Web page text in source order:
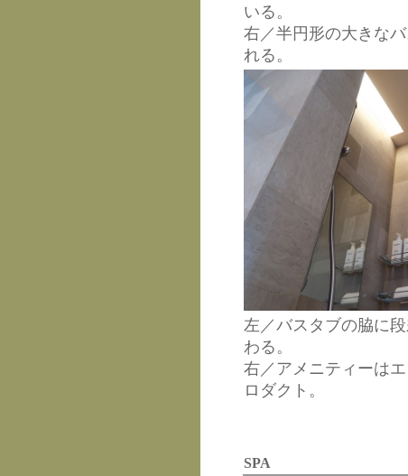
いる。
右／半円形の大きな
れる。
左／バスタブの脇に
わる。
右／アメニティーは
ロダクト。
SPA